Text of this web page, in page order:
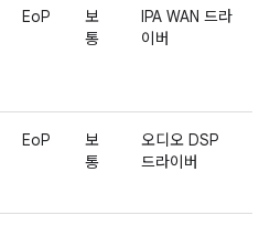
EoP
보
통
IPA WAN 드라
이버
EoP
보
통
오디오 DSP
드라이버